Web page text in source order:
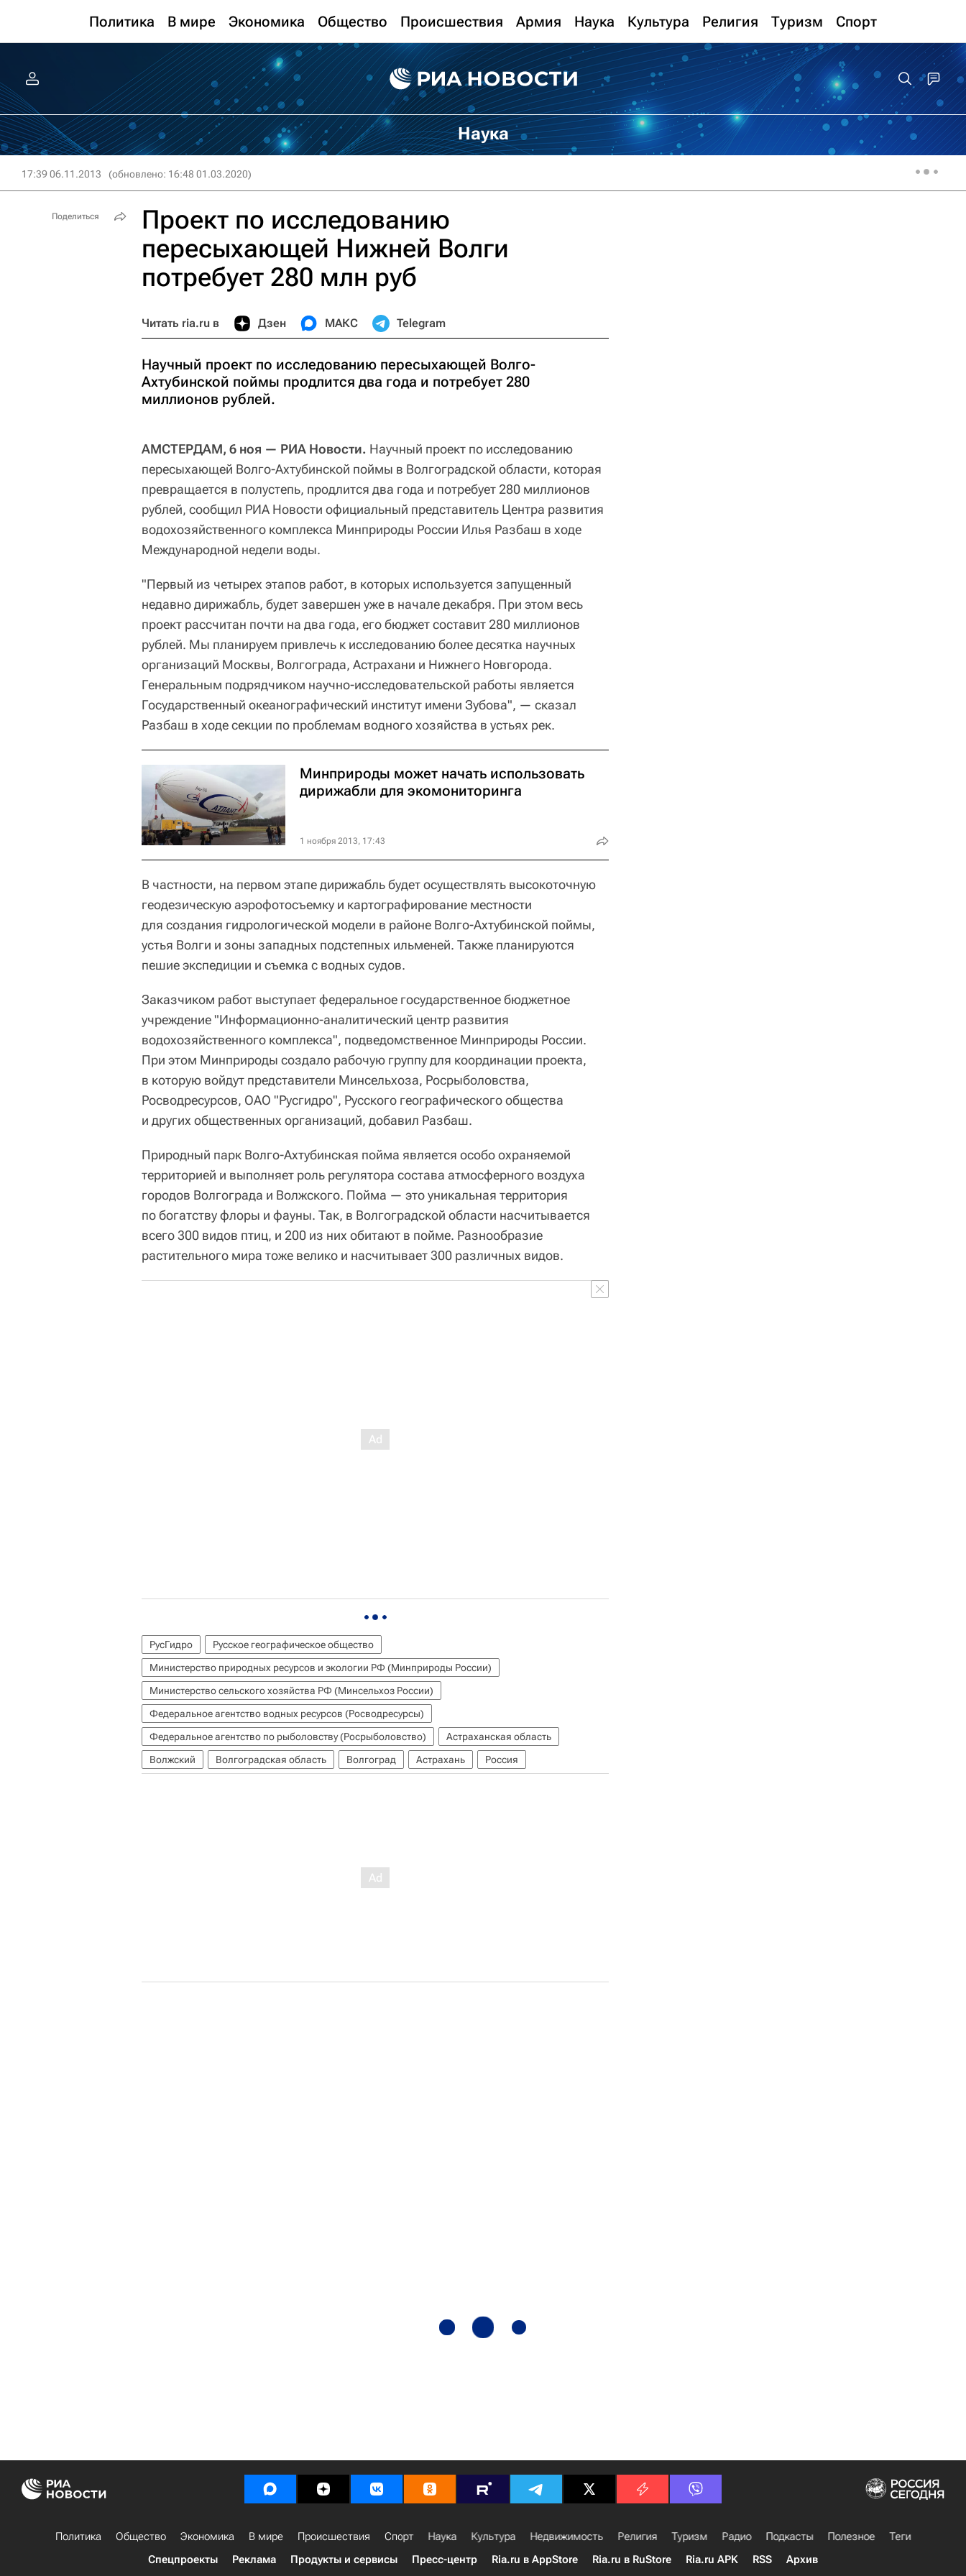
Политика В мире Экономика Общество Происшествия Армия Наука Культура Религия Туризм Спорт
Наука
17:39 06.11.2013 (обновлено: 16:48 01.03.2020)
Проект по исследованию
пересыхающей Нижней Волги
потребует 280 млн руб
Читать ria.ru в Дзен МАКС Telegram
Научный проект по исследованию пересыхающей Волго-
Ахтубинской поймы продлится два года и потребует 280
миллионов рублей.
АМСТЕРДАМ, 6 ноя — РИА Новости. Научный проект по исследованию
пересыхающей Волго-Ахтубинской поймы в Волгоградской области, которая
превращается в полустепь, продлится два года и потребует 280 миллионов
рублей, сообщил РИА Новости официальный представитель Центра развития
водохозяйственного комплекса Минприроды России Илья Разбаш в ходе
Международной недели воды.
"Первый из четырех этапов работ, в которых используется запущенный
недавно дирижабль, будет завершен уже в начале декабря. При этом весь
проект рассчитан почти на два года, его бюджет составит 280 миллионов
рублей. Мы планируем привлечь к исследованию более десятка научных
организаций Москвы, Волгограда, Астрахани и Нижнего Новгорода.
Генеральным подрядчиком научно-исследовательской работы является
Государственный океанографический институт имени Зубова", — сказал
Разбаш в ходе секции по проблемам водного хозяйства в устьях рек.
Минприроды может начать использовать
дирижабли для экомониторинга
1 ноября 2013, 17:43
В частности, на первом этапе дирижабль будет осуществлять высокоточную
геодезическую аэрофотосъемку и картографирование местности
для создания гидрологической модели в районе Волго-Ахтубинской поймы,
устья Волги и зоны западных подстепных ильменей. Также планируются
пешие экспедиции и съемка с водных судов.
Заказчиком работ выступает федеральное государственное бюджетное
учреждение "Информационно-аналитический центр развития
водохозяйственного комплекса", подведомственное Минприроды России.
При этом Минприроды создало рабочую группу для координации проекта,
в которую войдут представители Минсельхоза, Росрыболовства,
Росводресурсов, ОАО "Русгидро", Русского географического общества
и других общественных организаций, добавил Разбаш.
Природный парк Волго-Ахтубинская пойма является особо охраняемой
территорией и выполняет роль регулятора состава атмосферного воздуха
городов Волгограда и Волжского. Пойма — это уникальная территория
по богатству флоры и фауны. Так, в Волгоградской области насчитывается
всего 300 видов птиц, и 200 из них обитают в пойме. Разнообразие
растительного мира тоже велико и насчитывает 300 различных видов.
РусГидро
Русское географическое общество
Министерство природных ресурсов и экологии РФ (Минприроды России)
Министерство сельского хозяйства РФ (Минсельхоз России)
Федеральное агентство водных ресурсов (Росводресурсы)
Федеральное агентство по рыболовству (Росрыболовство)
Астраханская область
Волжский
Волгоградская область Волгоград Астрахань Россия
Поделиться
Политика Общество Экономика В мире Происшествия Спорт Наука Культура Недвижимость Религия Туризм Радио Подкасты Полезное
Теги
Спецпроекты
Реклама Продукты и сервисы Пресс-центр Ria.ru в AppStore Ria.ru в RuStore Ria.ru APK RSS Архив